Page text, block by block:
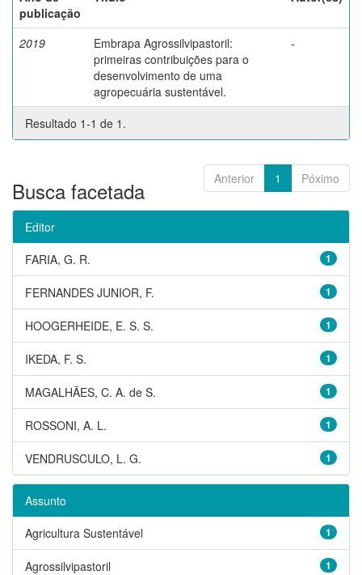
publicação
2019
Embrapa Agrossilvipastoril:
primeiras contribuições para o
desenvolvimento de uma
agropecuária sustentável.
-
Resultado 1-1 de 1.
Anterior 1 Póximo
Busca facetada
Editor
1
FARIA, G. R.
1
FERNANDES JUNIOR, F.
1
HOOGERHEIDE, E. S. S.
1
IKEDA, F. S.
1
MAGALHÃES, C. A. de S.
1
ROSSONI, A. L.
1
VENDRUSCULO, L. G.
Assunto
1
Agricultura Sustentável
1
Agrossilvipastoril